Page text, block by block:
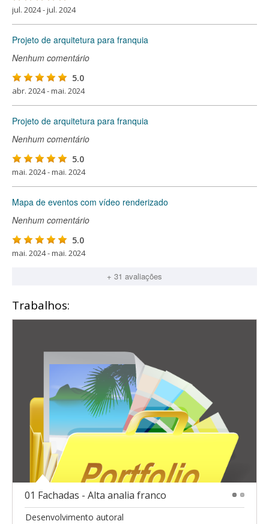
jul. 2024 - jul. 2024
Projeto de arquitetura para franquia
Nenhum comentário
5.0
abr. 2024 - mai. 2024
Projeto de arquitetura para franquia
Nenhum comentário
5.0
mai. 2024 - mai. 2024
Mapa de eventos com vídeo renderizado
Nenhum comentário
5.0
mai. 2024 - mai. 2024
+ 31 avaliações
Trabalhos:
01 Fachadas - Alta analia franco
Desenvolvimento autoral